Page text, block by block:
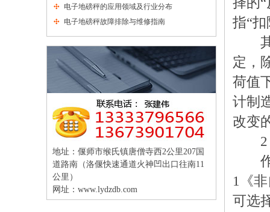
电子地磅秤的应用领域及行业分布
电子地磅秤故障排除与维修指南
地址：偃师市缑氏镇唐僧寺西2公里207国
道路南（洛偃快速通道火神凹出口往南11
公里）
网址： www.lydzdb.com
指“
其
定，
荷值
计制
改变
2
作
1《
可选